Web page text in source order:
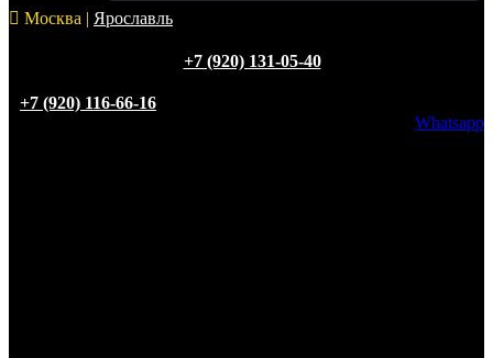
Москва | Ярославль
+7 (920) 131-05-40
+7 (920) 116-66-16
Whatsapp